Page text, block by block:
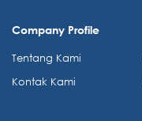
Company Profile
Tentang Kami
Kontak Kami